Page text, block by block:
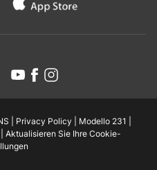
Privacy Policy Modello 231
Aktualisieren Sie Ihre Cookie-